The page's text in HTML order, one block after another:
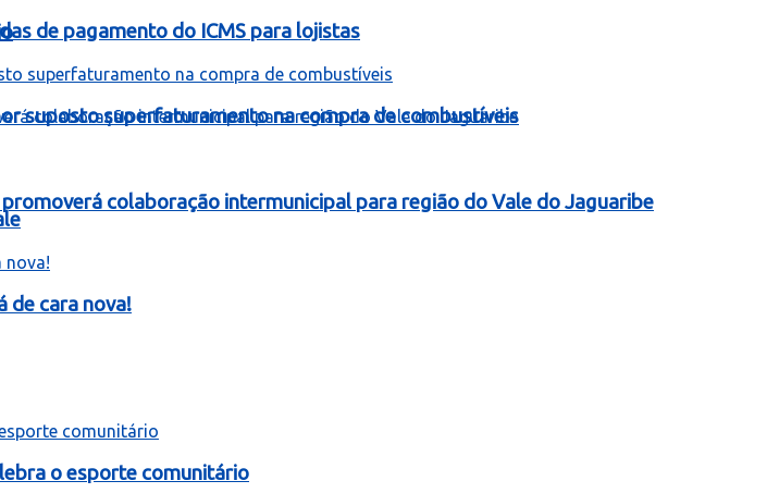
de pagamento do ICMS para lojistas
colaboração intermunicipal para região do Vale do Jaguaribe
suposto superfaturamento na compra de combustíveis
de cara nova!
o esporte comunitário